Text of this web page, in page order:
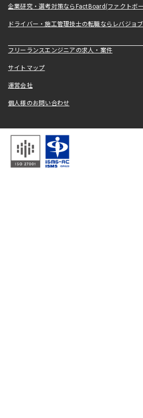
企業研究・選考対策ならFactBoard(ファクトボ
ドライバー・施工管理技士の転職ならレバジョブ
フリーランスエンジニアの求人・案件
サイトマップ
運営会社
個人様のお問い合わせ